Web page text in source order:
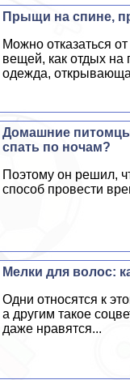
Прыщи на спине,
Можно отказаться
вещей, как отдых на
одежда,
Домашние
спать по ночам?
Поэтому он решил,
способ провести
Мелки для волос:
Одни относятся к
а другим такое
даже нравятся...